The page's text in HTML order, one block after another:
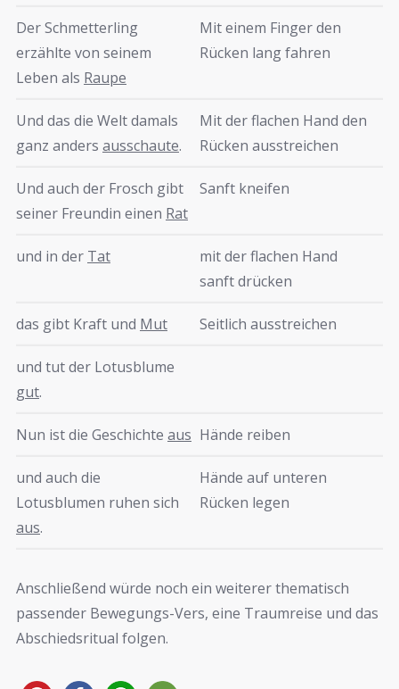
Der Schmetterling
erzählte von seinem
Leben als Raupe
Mit einem Finger den
Rücken lang fahren
Und das die Welt damals
ganz anders ausschaute.
Mit der flachen Hand den
Rücken ausstreichen
Und auch der Frosch gibt
seiner Freundin einen Rat
Sanft kneifen
und in der Tat
mit der flachen Hand
sanft drücken
das gibt Kraft und Mut Seitlich ausstreichen
und tut der Lotusblume
gut.
Nun ist die Geschichte aus Hände reiben
und auch die
Lotusblumen ruhen sich
aus.
Hände auf unteren
Rücken legen
Anschließend würde noch ein weiterer thematisch
passender Bewegungs-Vers, eine Traumreise und das
Abschiedsritual folgen.